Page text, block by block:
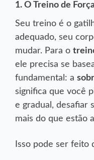
1. O Treino de
Seu treino é o
adequado, seu
mudar. Para o
ele precisa se
fundamental: a
significa que você
e gradual, desafiar
mais do que estão
Isso pode ser feito